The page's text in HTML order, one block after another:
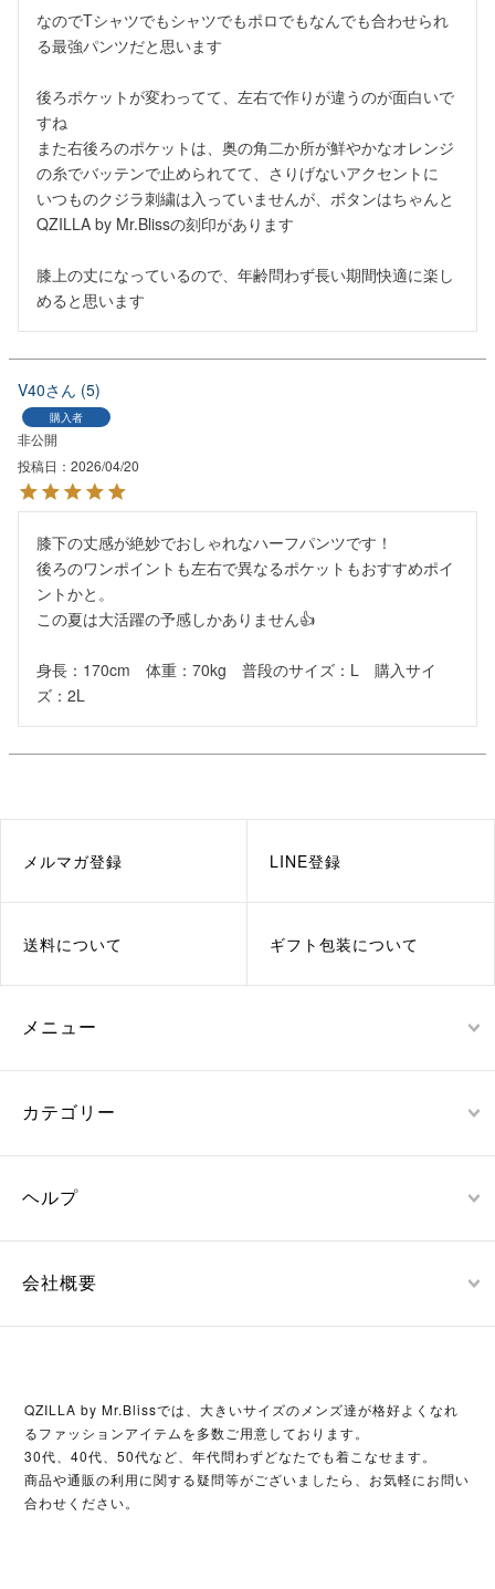
なのでTシャツでもシャツでもポロでもなんでも合わせられ
る最強パンツだと思います
後ろポケットが変わってて、左右で作りが違うのが面白いで
すね
また右後ろのポケットは、奥の角二か所が鮮やかなオレンジ
の糸でバッテンで止められてて、さりげないアクセントに
いつものクジラ刺繍は入っていませんが、ボタンはちゃんと
QZILLA by Mr.Blissの刻印があります
膝上の丈になっているので、年齢問わず長い期間快適に楽し
めると思います
V40 5
購入者
非公開
投稿日
2026/04/20
膝下の丈感が絶妙でおしゃれなハーフパンツです！
後ろのワンポイントも左右で異なるポケットもおすすめポイ
ントかと。
この夏は大活躍の予感しかありません👍
身長：170cm　体重：70kg　普段のサイズ：L　購入サイ
ズ：2L
メルマガ登録 LINE登録
送料について ギフト包装について
メニュー
カテゴリー
ヘルプ
会社概要
QZILLA by Mr.Blissでは、大きいサイズのメンズ達が格好よくなれ
るファッションアイテムを多数ご用意しております。
30代、40代、50代など、年代問わずどなたでも着こなせます。
商品や通販の利用に関する疑問等がございましたら、お気軽にお問い
合わせください。